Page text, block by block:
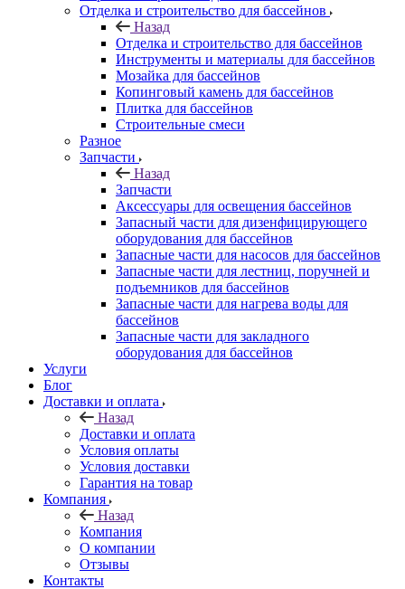
Отделка и строительство для бассейнов
Назад
Отделка и строительство для бассейнов
Инструменты и материалы для бассейнов
Мозайка для бассейнов
Копинговый камень для бассейнов
Плитка для бассейнов
Строительные смеси
Разное
Запчасти
Назад
Запчасти
Аксессуары для освещения бассейнов
Запасный части для дизенфицирующего
оборудования для бассейнов
Запасные части для насосов для бассейнов
Запасные части для лестниц, поручней и
подъемников для бассейнов
Запасные части для нагрева воды для
бассейнов
Запасные части для закладного
оборудования для бассейнов
Услуги
Блог
Доставки и оплата
Назад
Доставки и оплата
Условия оплаты
Условия доставки
Гарантия на товар
Компания
Назад
Компания
О компании
Отзывы
Контакты